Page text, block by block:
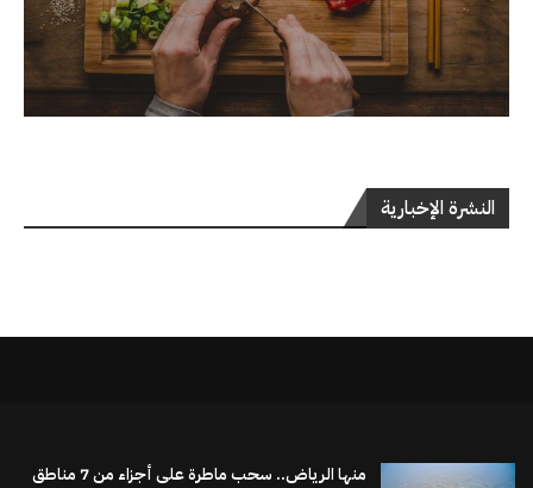
النشرة الإخبارية
منها الرياض.. سحب ماطرة على أجزاء من 7 مناطق